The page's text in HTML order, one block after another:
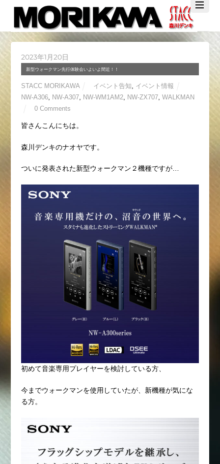
TwitterFacebook
YouTube
2023年1月20日
新型ウォークマン先行体験会いよいよ間近！！
STACC MORIKAWA イベント告知
イベント情報
NW-A306, NW-A307, NW-WM1AM2, NW-ZX707, WALKMAN
0 Comments
皆さんこんにちは。
森川デンキのナオヤです。
ついに発表された新型ウォークマン２機種ですが…
初めて音楽専用プレイヤーを検討している方、
今までウォークマンを使用していたが、新機種が気にな
る方。